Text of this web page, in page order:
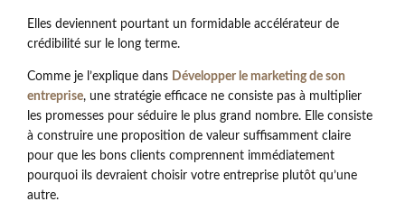
Elles deviennent pourtant un formidable accélérateur de
crédibilité sur le long terme.
Comme je l’explique dans Développer le marketing de son
entreprise, une stratégie efficace ne consiste pas à multiplier
les promesses pour séduire le plus grand nombre. Elle consiste
à construire une proposition de valeur suffisamment claire
pour que les bons clients comprennent immédiatement
pourquoi ils devraient choisir votre entreprise plutôt qu’une
autre.